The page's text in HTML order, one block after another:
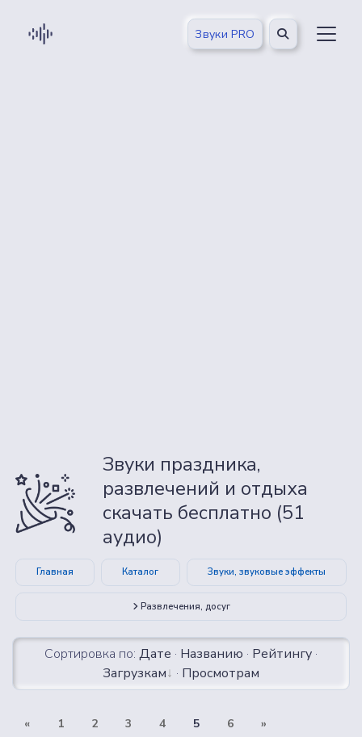
Звуки PRO
Звуки праздника,
развлечений и отдыха
скачать бесплатно (51
аудио)
Главная Каталог Звуки, звуковые эффекты
Развлечения, досуг
Сортировка по: Дате · Названию · Рейтингу ·
Загрузкам
· Просмотрам
« 1 2 3 4 5 6 »